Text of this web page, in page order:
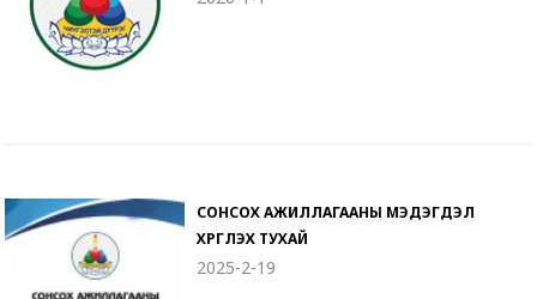
СОНСОХ АЖИЛЛАГААНЫ МЭДЭГДЭЛ
ХҮРГҮҮЛЭХ ТУХАЙ
2025-2-19